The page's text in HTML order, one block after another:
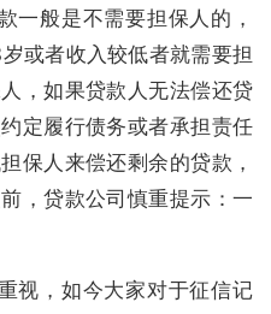
一般是不需要担保人的，
或者收入较低者就需要担
，如果贷款人无法偿还贷
定履行债务或者承担责任
保人来偿还剩余的贷款，
，贷款公司慎重提示：一
视，如今大家对于征信记